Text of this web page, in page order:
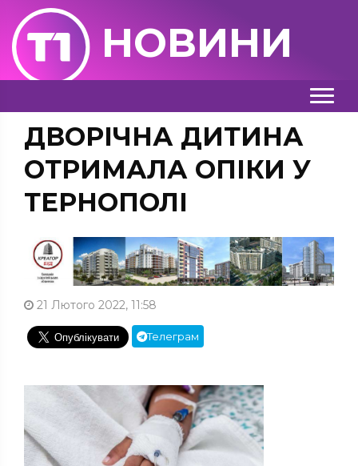
НОВИНИ
ДВОРІЧНА ДИТИНА
ОТРИМАЛА ОПІКИ У
ТЕРНОПОЛІ
21 Лютого 2022, 11:58
Телеграм